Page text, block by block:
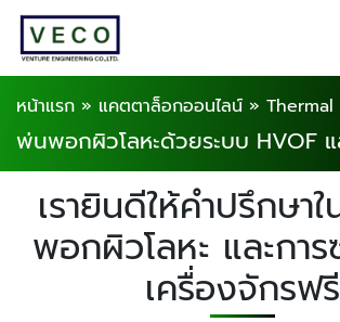
หน้าแรก » แคตตาล็อกออนไลน์ » Thermal
พ่นพอกผิวโลหะด้วยระบบ HVOF
เรายินดีให้คำปรึกษา
พอกผิวโลหะ และกา
เครื่องจักรฟรี